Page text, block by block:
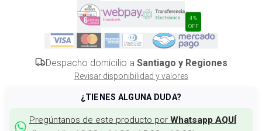
4%
OFF
Despacho domicilio a Santiago y Regiones
Revisar disponibilidad y valores
¿TIENES ALGUNA DUDA?
Pregúntanos de este producto por Whatsapp AQUÍ